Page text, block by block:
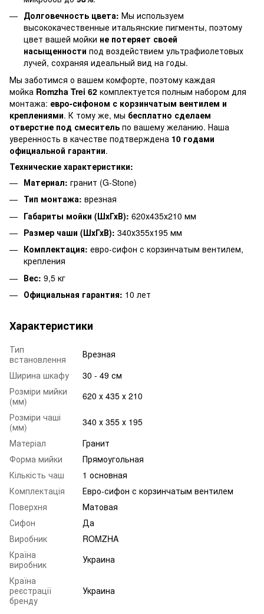
Долговечность цвета: Мы используем
высококачественные итальянские пигменты, поэтому
цвет вашей мойки не потеряет своей
насыщенности под воздействием ультрафиолетовых
лучей, сохраняя идеальный вид на годы.
Мы заботимся о вашем комфорте, поэтому каждая
мойка Romzha Trei 62 комплектуется полным набором для
монтажа: евро-сифоном с корзинчатым вентилем и
креплениями. К тому же, мы бесплатно сделаем
отверстие под смеситель по вашему желанию. Наша
уверенность в качестве подтверждена 10 годами
официальной гарантии.
Технические характеристики:
Материал: гранит (G-Stone)
Тип монтажа: врезная
Габариты мойки (ШхГхВ): 620х435х210 мм
Размер чаши (ШхГхВ): 340х355х195 мм
Комплектация: евро-сифон с корзинчатым вентилем,
крепления
Вес: 9,5 кг
Официальная гарантия: 10 лет
Характеристики
Тип
встановлення
Врезная
Ширина шкафу
30 - 49 см
Розміри мийки
(мм)
620 х 435 х 210
Розміри чаші
(мм)
340 х 355 х 195
Матеріал
Гранит
Форма мийки
Прямоугольная
Кількість чаш
1 основная
Комплектація
Евро-сифон с корзинчатым вентилем
Поверхня
Матовая
Сифон
Да
Виробник
ROMZHA
Країна
виробник
Украина
Країна
реєстрації
бренду
Украина